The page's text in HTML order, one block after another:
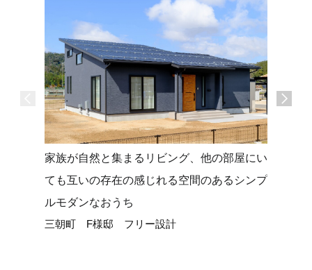
家族が自然と集まるリビング、他の部屋にい
ても互いの存在の感じれる空間のあるシンプ
ルモダンなおうち
三朝町 F様邸 フリー設計